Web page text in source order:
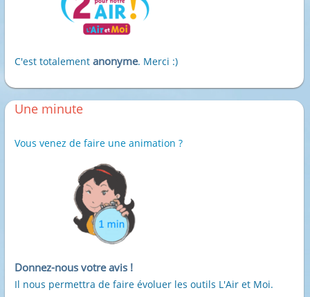
C'est totalement anonyme. Merci :)
Une minute
Vous venez de faire une animation ?
Donnez-nous votre avis !
Il nous permettra de faire évoluer les outils L'Air et Moi.